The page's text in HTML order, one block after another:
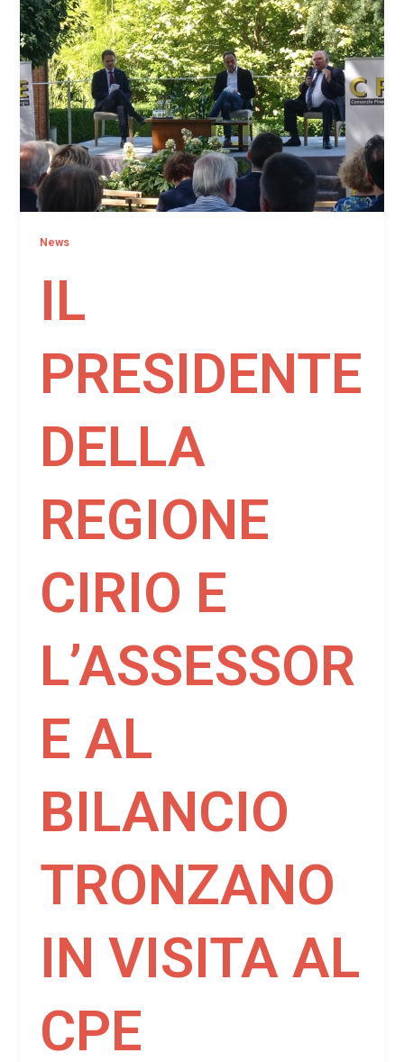
News
IL
PRESIDENTE
DELLA
REGIONE
CIRIO E
L’ASSESSOR
E AL
BILANCIO
TRONZANO
IN VISITA AL
CPE